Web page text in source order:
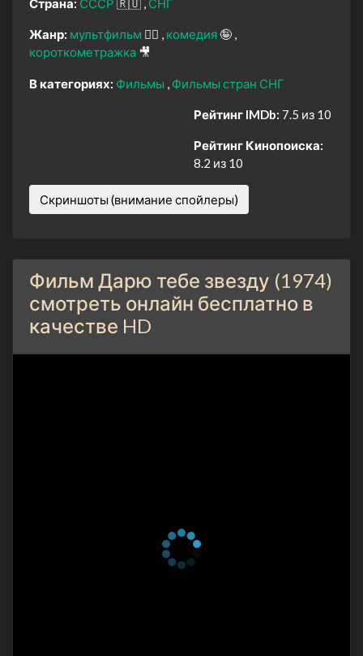
Страна: СССР 🇷🇺 СНГ
Жанр: мультфильм 🧚‍♀️ комедия 🤪
короткометражка 🎥
В категориях: Фильмы Фильмы стран СНГ
Рейтинг IMDb: 7.5 из 10
Рейтинг Кинопоиска:
8.2 из 10
Скриншоты (внимание спойлеры)
Фильм Дарю тебе звезду (1974)
смотреть онлайн бесплатно в
качестве HD